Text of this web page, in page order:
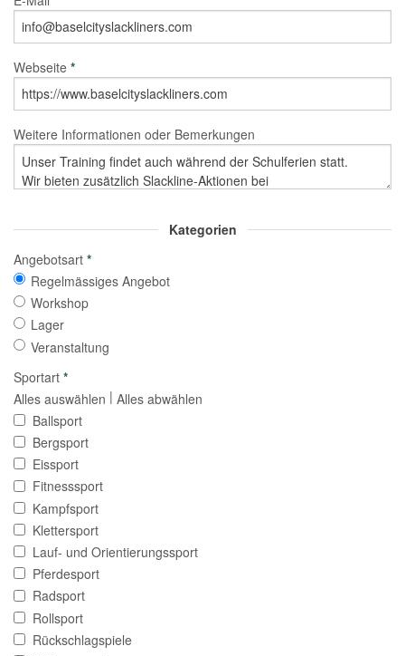
Webseite *
Weitere Informationen oder Bemerkungen
Kategorien
Angebotsart *
Regelmässiges Angebot
Workshop
Lager
Veranstaltung
Sportart *
Alles auswählen | Alles abwählen
Ballsport
Bergsport
Eissport
Fitnesssport
Kampfsport
Klettersport
Lauf- und Orientierungssport
Pferdesport
Radsport
Rollsport
Rückschlagspiele